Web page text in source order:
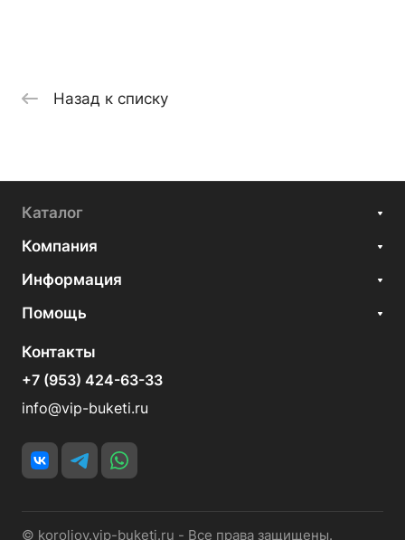
Назад к списку
Каталог
Компания
Информация
Помощь
Контакты
+7 (953) 424-63-33
info@vip-buketi.ru
© koroljov.vip-buketi.ru - Все права защищены.